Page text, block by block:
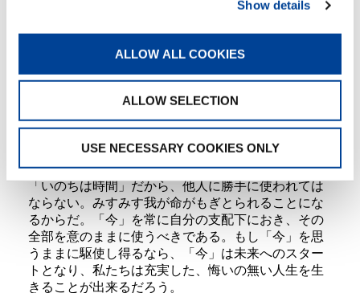
Show details
ALLOW ALL COOKIES
ALLOW SELECTION
USE NECESSARY COOKIES ONLY
である。私たちが生まれてきたのも、また生きるの
も、社会的責任を果たすためなのである。そんな責
任は負いたくないと言うかもしれないが、これは辛
会に貢献することであり、人も企業も社会に役立つ
ことによって存在が許されるのである。私たちの生
きる意味、存在理由もそこにある。人も企業も、ど
れだけ社会に役立ったかという貢献度によって、未
来はひらかれていくのだ。
「いのちは時間」だから、他人に勝手に使われては
ならない。みすみす我が命がもぎとられることにな
るからだ。「今」を常に自分の支配下におき、その
全部を意のままに使うべきである。もし「今」を思
うままに駆使し得るなら、「今」は未来へのスター
トとなり、私たちは充実した、悔いの無い人生を生
きることが出来るだろう。